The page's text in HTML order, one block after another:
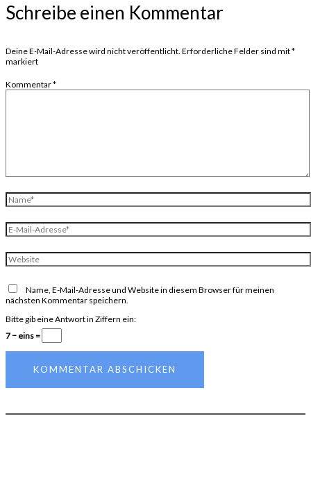
Schreibe einen Kommentar
Deine E-Mail-Adresse wird nicht veröffentlicht. Erforderliche Felder sind mit*
markiert
Kommentar*
Name*
E-
Mail-
Website
Name, E-Mail-Adresse und Website in diesem Browser für meinen
nächsten Kommentar speichern.
Bitte gib eine Antwort in Ziffern ein:
7 − eins =